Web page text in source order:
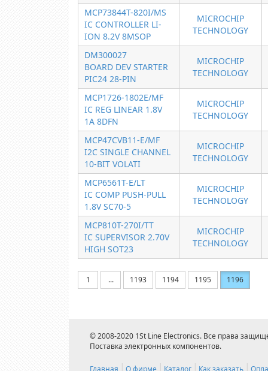
MCP73844T-820I/MS
IC CONTROLLER LI-
ION 8.2V 8MSOP
MICROCHIP
TECHNOLOGY
DM300027
BOARD DEV STARTER
PIC24 28-PIN
MICROCHIP
TECHNOLOGY
MCP1726-1802E/MF
IC REG LINEAR 1.8V
1A 8DFN
MICROCHIP
TECHNOLOGY
MCP47CVB11-E/MF
I2C SINGLE CHANNEL
10-BIT VOLATI
MICROCHIP
TECHNOLOGY
MCP6561T-E/LT
IC COMP PUSH-PULL
1.8V SC70-5
MICROCHIP
TECHNOLOGY
MCP810T-270I/TT
IC SUPERVISOR 2.70V
HIGH SOT23
MICROCHIP
TECHNOLOGY
1 ... 1193 1194 1195 1196
© 2008-2020 1St Line Electronics. Все права
Поставка электронных компонентов.
Главная О фирме Каталог Как заказать